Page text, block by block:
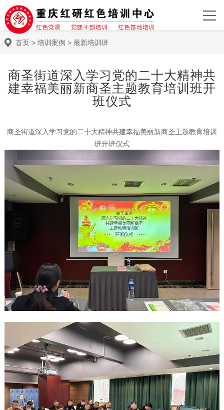
首页> 培训案例 > 最新培训班
商圣街道深入学习党的二十大精神共
建幸福美丽新商圣主题教育培训班开
班仪式
商圣街道深入学习党的二十大精神共建幸福美丽新商圣主题教育培训
班开班仪式